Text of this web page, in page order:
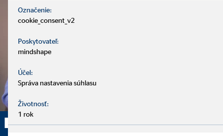
Poskytujeme komplexné
Označenie:
cookie_consent_v2
Poskytovateľ:
mindshape
Účel:
Správa nastavenia súhlasu
Životnosť:
1 rok